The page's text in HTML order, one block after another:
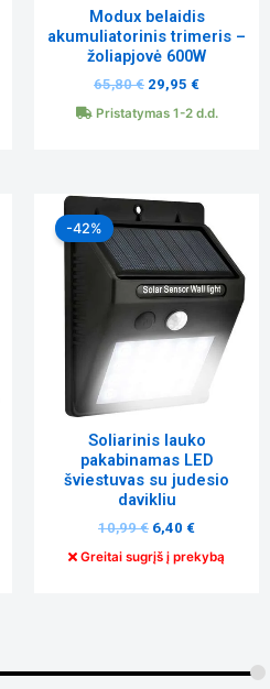
Modux belaidis
akumuliatorinis trimeris –
žoliapjovė 600W
65,80€ 29,95 €
Pristatymas 1-2 d.d.
-42%
Soliarinis lauko
pakabinamas LED
šviestuvas su judesio
davikliu
10,99€
Original
price
was:
10,99 €.
6,40 €
Current
price
is:
6,40 €.
Greitai sugrįš į prekybą
elgesiu, kai
lankotės
mūsų
padidinate
galimybę